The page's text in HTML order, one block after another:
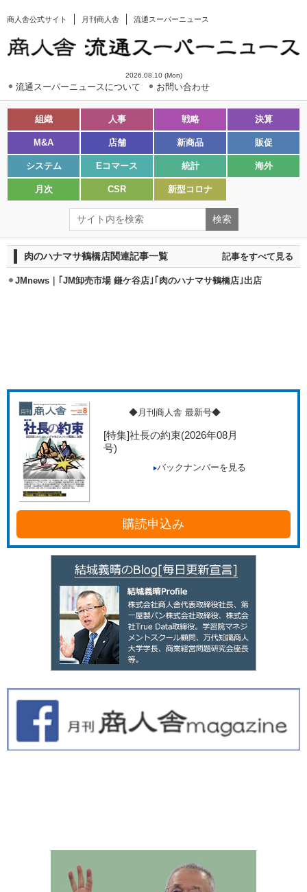
商人舎公式サイト 月刊商人舎 流通スーパーニュース
2026.08.10 (Mon)
流通スーパーニュースについて お問い合わせ
組織 人事 戦略 決算
M&A 店舗 新商品 販促
システム Eコマース 統計 海外
月次 CSR 新型コロナ
肉のハナマサ鶴橋店関連記事一覧 記事をすべて見る
JMnews｜｢JM卸売市場 鎌ケ谷店｣｢肉のハナマサ鶴橋店｣出店
◆月刊商人舎 最新号◆
[特集]社長の約束(2026年08月
号)
バックナンバーを見る
購読申込み